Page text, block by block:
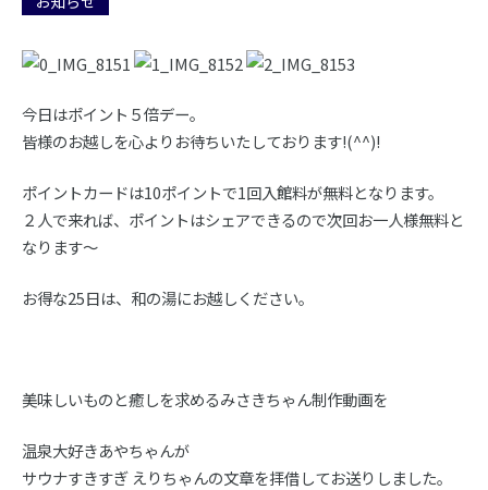
今日はポイント５倍デー。
皆様のお越しを心よりお待ちいたしております!(^^)!
ポイントカードは10ポイントで1回入館料が無料となります。
２人で来れば、ポイントはシェアできるので次回お一人様無料と
なります～
お得な25日は、和の湯にお越しください。
美味しいものと癒しを求めるみさきちゃん制作動画を
温泉大好きあやちゃんが
サウナすきすぎ えりちゃんの文章を拝借してお送りしました。